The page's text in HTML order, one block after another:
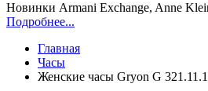
Новинки Armani Exchange, Anne
Подробнее...
Главная
Часы
Женские часы Gryon G